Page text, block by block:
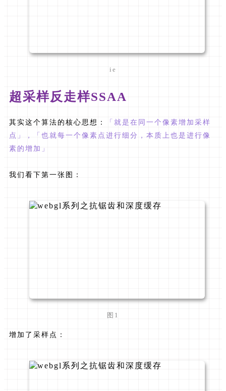
ie
超采样反走样SSAA
其实这个算法的核心思想：
「就是在同一个像素增加采样
点」，
「也就每一个像素点进行细分，本质上也是进行像
素的增加」
我们看下第一张图：
图1
增加了采样点：